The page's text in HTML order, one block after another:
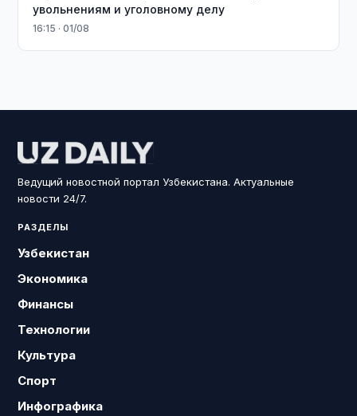
увольнениям и уголовному делу
16:15 · 01/08
Ведущий новостной портал Узбекистана. Актуальные
новости 24/7.
РАЗДЕЛЫ
Узбекистан
Экономика
Финансы
Технологии
Культура
Спорт
Инфографика